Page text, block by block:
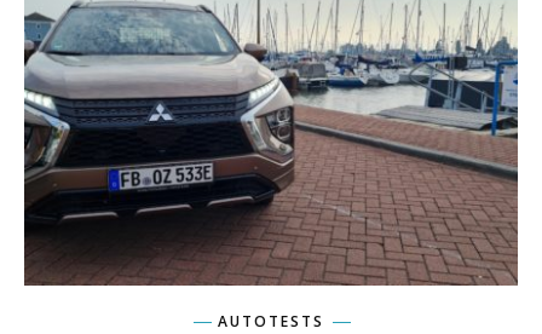
AUTOTESTS